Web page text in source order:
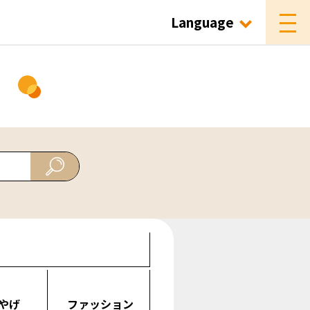
Language
げ ファッション